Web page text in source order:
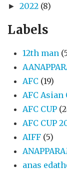
► 2022 (8)
Labels
12th man
AFC (19)
AFC Asian
AFC CUP
AFC CUP
AIFF (5)
anas